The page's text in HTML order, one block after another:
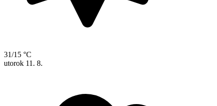
31/15 °C
utorok 11. 8.